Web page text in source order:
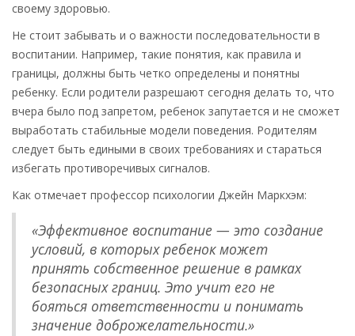
своему здоровью.
Не стоит забывать и о важности последовательности в
воспитании. Например, такие понятия, как правила и
границы, должны быть четко определены и понятны
ребенку. Если родители разрешают сегодня делать то, что
вчера было под запретом, ребенок запутается и не сможет
выработать стабильные модели поведения. Родителям
следует быть едиными в своих требованиях и стараться
избегать противоречивых сигналов.
Как отмечает профессор психологии Джейн Маркхэм:
«Эффективное воспитание — это создание
условий, в которых ребенок может
принять собственное решение в рамках
безопасных границ. Это учит его не
бояться ответственности и понимать
значение доброжелательности.»